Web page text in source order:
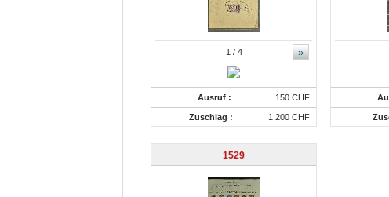
»
1 / 4
Ausruf : 150 CHF
Zuschlag : 1.200 CHF
1529